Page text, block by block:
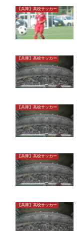
【兵庫】高校サッカー
【兵庫】高校サッカー
【兵庫】高校サッカー
【兵庫】高校サッカー
【兵庫】高校サッカー